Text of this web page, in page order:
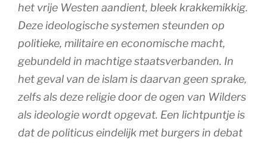
het vrije Westen aandient, bleek krakkemikkig.
Deze ideologische systemen steunden op
politieke, militaire en economische macht,
gebundeld in machtige staatsverbanden. In
het geval van de islam is daarvan geen sprake,
zelfs als deze religie door de ogen van Wilders
als ideologie wordt opgevat. Een lichtpuntje is
dat de politicus eindelijk met burgers in debat